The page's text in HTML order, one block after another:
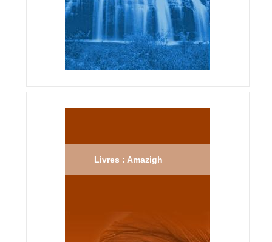
Livres : Amazigh